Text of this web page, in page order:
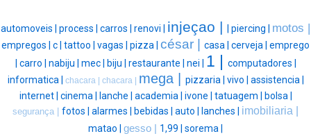
automoveis | process | carros | renovi | injeçao | | piercing | motos |
empregos | c | tattoo | vagas | pizza | césar | casa | cerveja | emprego
| carro | nabiju | mec | biju | restaurante | nei | 1 | computadores |
informatica | chacara | chacara | mega | pizzaria | vivo | assistencia |
internet | cinema | lanche | academia | ivone | tatuagem | bolsa |
segurança | fotos | alarmes | bebidas | auto | lanches | imobiliaria |
matao | gesso | 1,99 | sorema |